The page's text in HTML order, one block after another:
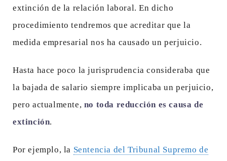
extinción de la relación laboral. En dicho
procedimiento tendremos que acreditar que la
medida empresarial nos ha causado un perjuicio.
Hasta hace poco la jurisprudencia consideraba que
la bajada de salario siempre implicaba un perjuicio,
pero actualmente, no toda reducción es causa de
extinción.
Por ejemplo, la Sentencia del Tribunal Supremo de